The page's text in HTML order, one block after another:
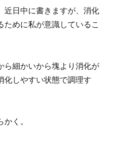
近日中に書きますが、消化
ために私が意識しているこ
ら細かいから塊より消化が
化しやすい状態で調理す
く。